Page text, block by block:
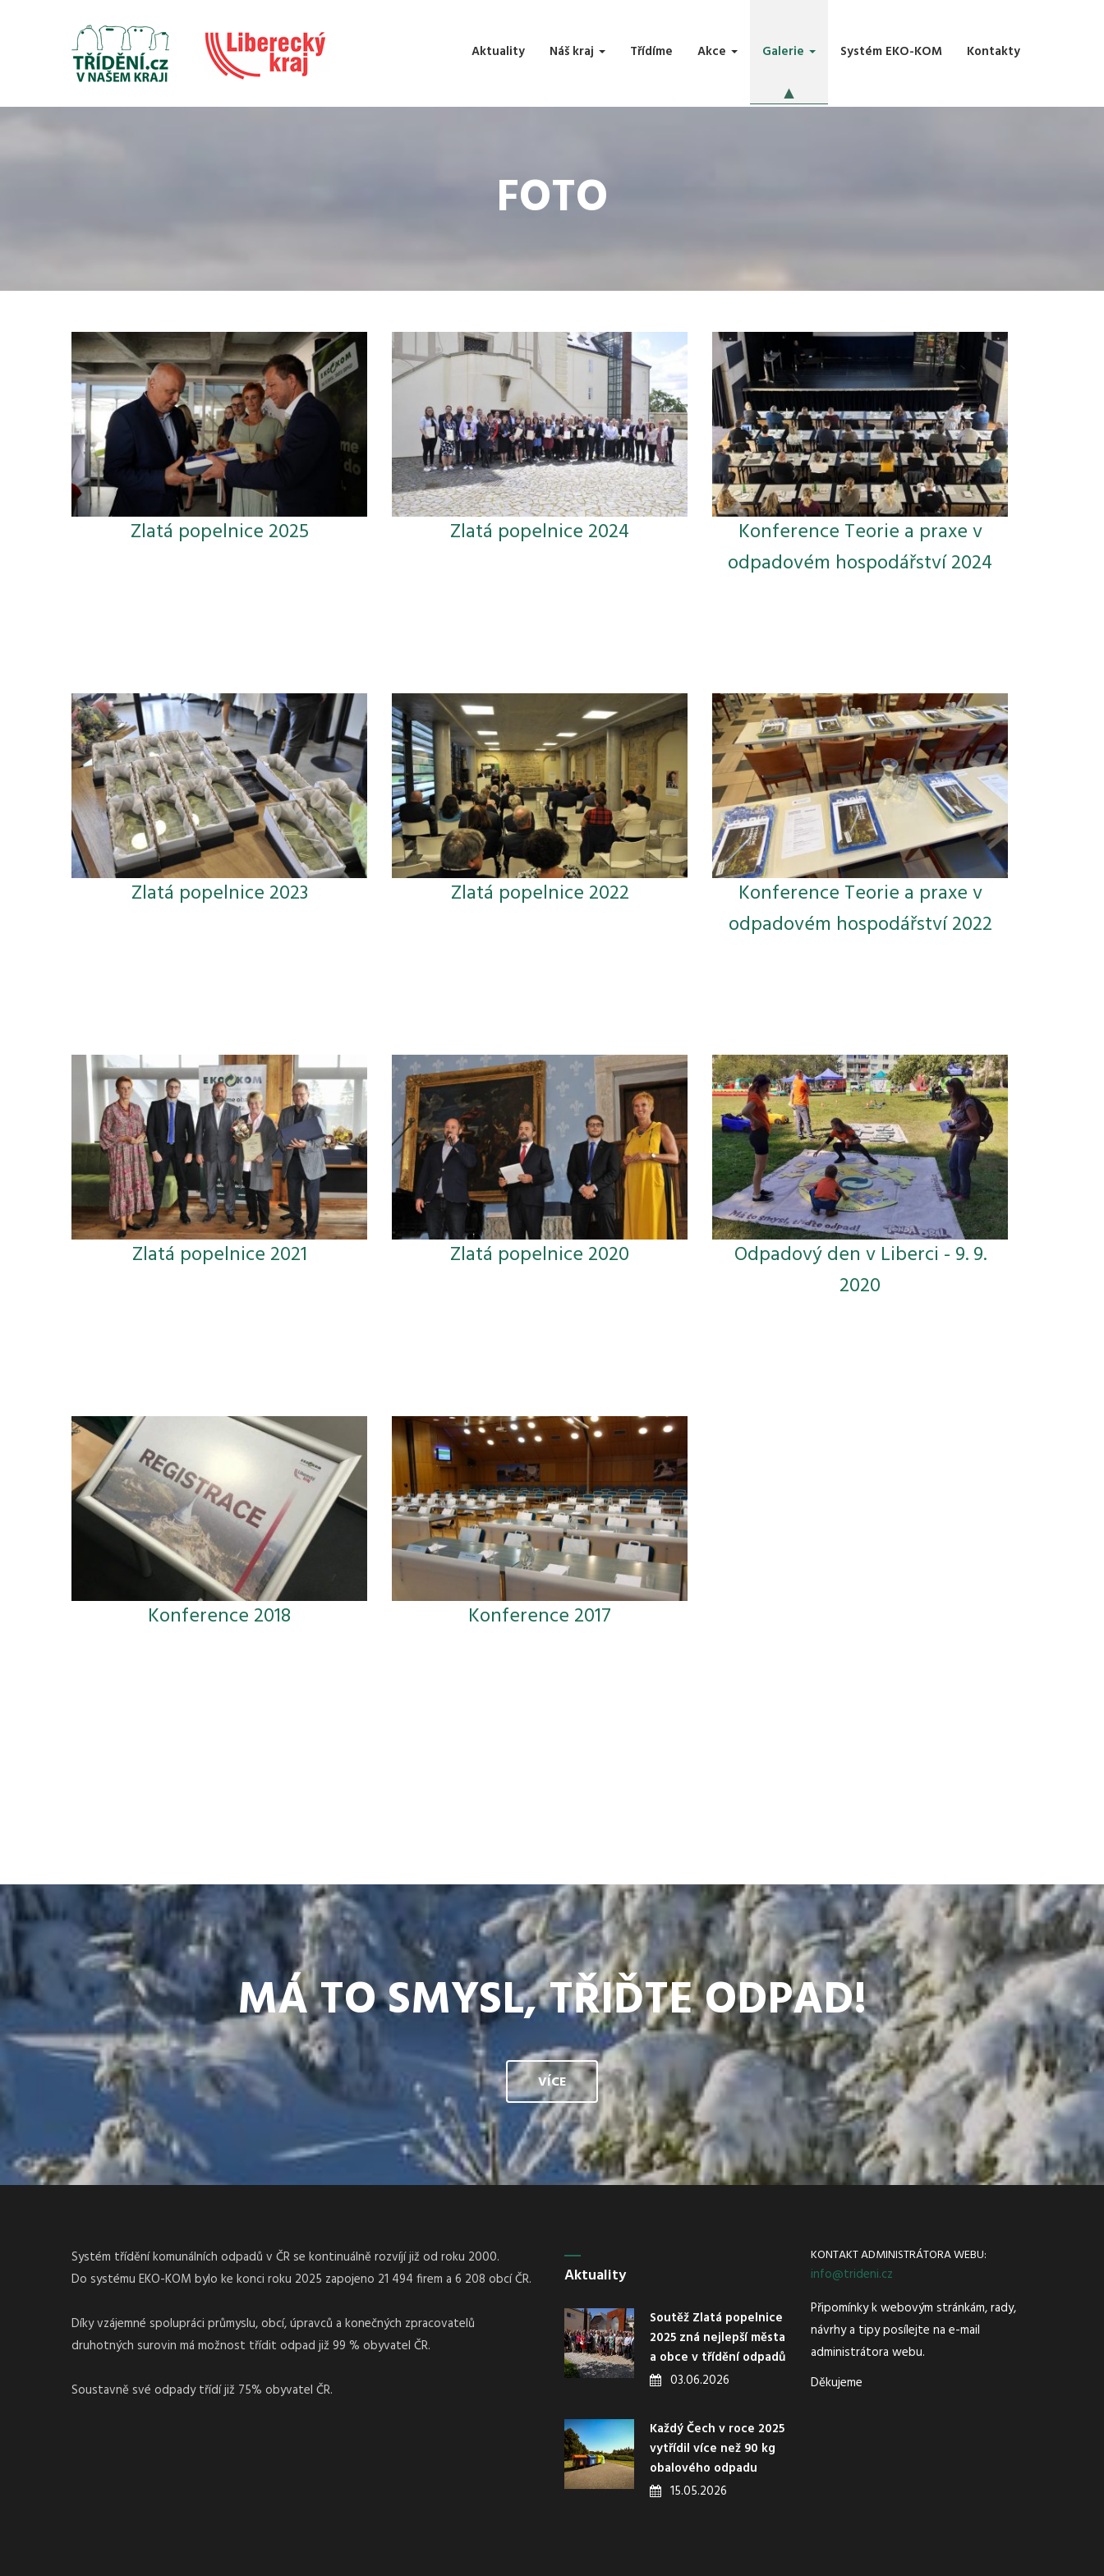
Aktuality Náš kraj Třídíme Akce Galerie Systém EKO-KOM Kontakty
FOTO
Zlatá popelnice 2025 Zlatá popelnice 2024
Konference Teorie a praxe v
odpadovém hospodářství 2024
Zlatá popelnice 2023 Zlatá popelnice 2022
Konference Teorie a praxe v
odpadovém hospodářství 2022
Zlatá popelnice 2021 Zlatá popelnice 2020
Odpadový den v Liberci - 9. 9.
2020
Konference 2018 Konference 2017
MÁ TO SMYSL, TŘIĎTE ODPAD!
VÍCE
Systém třídění komunálních odpadů v ČR se kontinuálně rozvíjí již od roku 2000.
Do systému EKO-KOM bylo ke konci roku 2025 zapojeno 21 494 firem a 6 208 obcí ČR.
Díky vzájemné spolupráci průmyslu, obcí, úpravců a konečných zpracovatelů
druhotných surovin má možnost třídit odpad již 99 % obyvatel ČR.
Soustavně své odpady třídí již 75% obyvatel ČR.
Aktuality
Soutěž Zlatá popelnice
2025 zná nejlepší města
a obce v třídění odpadů
03.06.2026
Každý Čech v roce 2025
vytřídil více než 90 kg
obalového odpadu
15.05.2026
KONTAKT ADMINISTRÁTORA WEBU:
info@trideni.cz
Připomínky k webovým stránkám, rady,
návrhy a tipy posílejte na e-mail
administrátora webu.
Děkujeme